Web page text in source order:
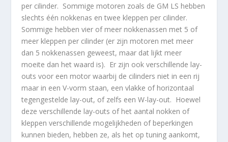
per cilinder. Sommige motoren zoals de GM LS hebben
slechts één nokkenas en twee kleppen per cilinder.
Sommige hebben vier of meer nokkenassen met 5 of
meer kleppen per cilinder (er zijn motoren met meer
dan 5 nokkenassen geweest, maar dat lijkt meer
moeite dan het waard is). Er zijn ook verschillende lay-
outs voor een motor waarbij de cilinders niet in een rij
maar in een V-vorm staan, een vlakke of horizontaal
tegengestelde lay-out, of zelfs een W-lay-out. Hoewel
deze verschillende lay-outs of het aantal nokken of
kleppen verschillende mogelijkheden of beperkingen
kunnen bieden, hebben ze, als het op tuning aankomt,